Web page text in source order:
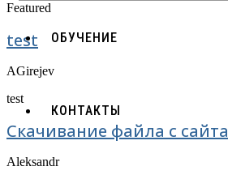
ОБУЧЕНИЕ
КОНТАКТЫ
Featured
test
AGirejev
test
Скачивание файла с сайта
Aleksandr